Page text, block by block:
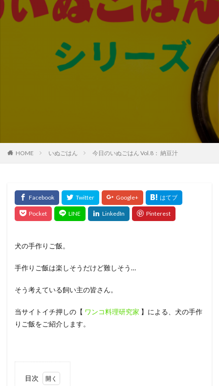
HOME いぬごはん 今日のいぬごはん Vol.8： 納豆汁
犬の手作りご飯。
手作りご飯は楽しそうだけど難しそう…
そう考えている飼い主の皆さん。
当サイトイチ押しの【 ワンコ料理研究家 】による、犬の手作
りご飯をご紹介します。
目次